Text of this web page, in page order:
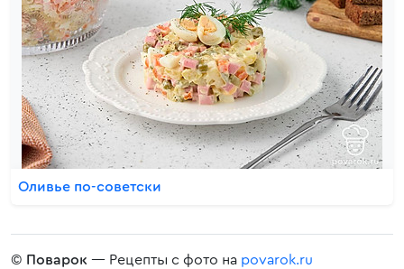
Оливье по-советски
© Поварок — Рецепты с фото на povarok.ru